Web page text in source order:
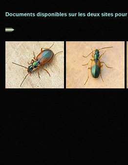
Documents disponibles sur les deux sites pour